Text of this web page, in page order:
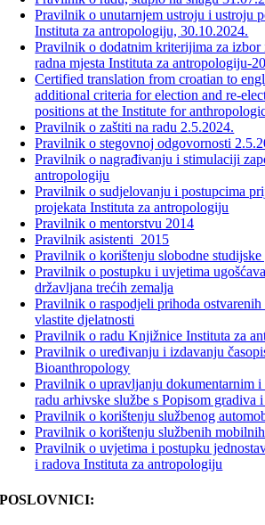
Pravilnik o unutarnjem ustroju i ustroju
Instituta za antropologiju, 30.10.2024.
Pravilnik o dodatnim kriterijima za izbor
radna mjesta Instituta za antropologiju-
Certified translation from croatian to
additional criteria for election and re-
positions at the Institute for
Pravilnik o zaštiti na radu 2.5.2024.
Pravilnik o stegovnoj odgovornosti
Pravilnik o nagrađivanju i stimulaciji
antropologiju
Pravilnik o sudjelovanju i postupcima
projekata Instituta za antropologiju
Pravilnik o mentorstvu 2014
Pravilnik asistenti_2015
Pravilnik o korištenju slobodne studijske
Pravilnik o postupku i uvjetima
državljana trećih zemalja
Pravilnik o raspodjeli prihoda
vlastite djelatnosti
Pravilnik o radu Knjižnice Instituta za
Pravilnik o uređivanju i izdavanju
Bioanthropology
Pravilnik o upravljanju dokumentarnim
radu arhivske službe s Popisom gradiva
Pravilnik o korištenju službenog
Pravilnik o korištenju službenih
Pravilnik o uvjetima i postupku
i radova Instituta za antropologiju
POSLOVNICI: